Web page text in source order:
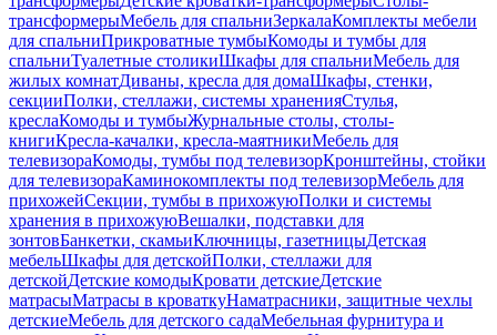
трансформерыМебель для спальниЗеркалаКомплекты мебели
для спальниПрикроватные тумбыКомоды и тумбы для
спальниТуалетные столикиШкафы для спальниМебель для
жилых комнатДиваны, кресла для домаШкафы, стенки,
секцииПолки, стеллажи, системы храненияСтулья,
креслаКомоды и тумбыЖурнальные столы, столы-
книгиКресла-качалки, кресла-маятникиМебель для
телевизораКомоды, тумбы под телевизорКронштейны, стойки
для телевизораКаминокомплекты под телевизорМебель для
прихожейСекции, тумбы в прихожуюПолки и системы
хранения в прихожуюВешалки, подставки для
зонтовБанкетки, скамьиКлючницы, газетницыДетская
мебельШкафы для детскойПолки, стеллажи для
детскойДетские комодыКровати детскиеДетские
матрасыМатрасы в кроваткуНаматрасники, защитные чехлы
детскиеМебель для детского садаМебельная фурнитура и